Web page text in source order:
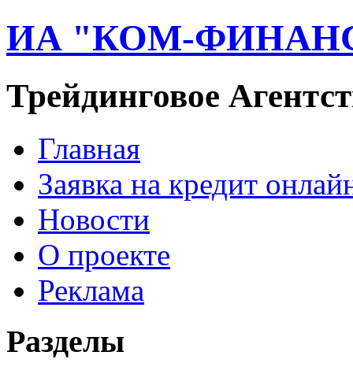
ИА "КОМ-
Трейдинговое
Главная
Заявка на кредит
Новости
О проекте
Реклама
Разделы